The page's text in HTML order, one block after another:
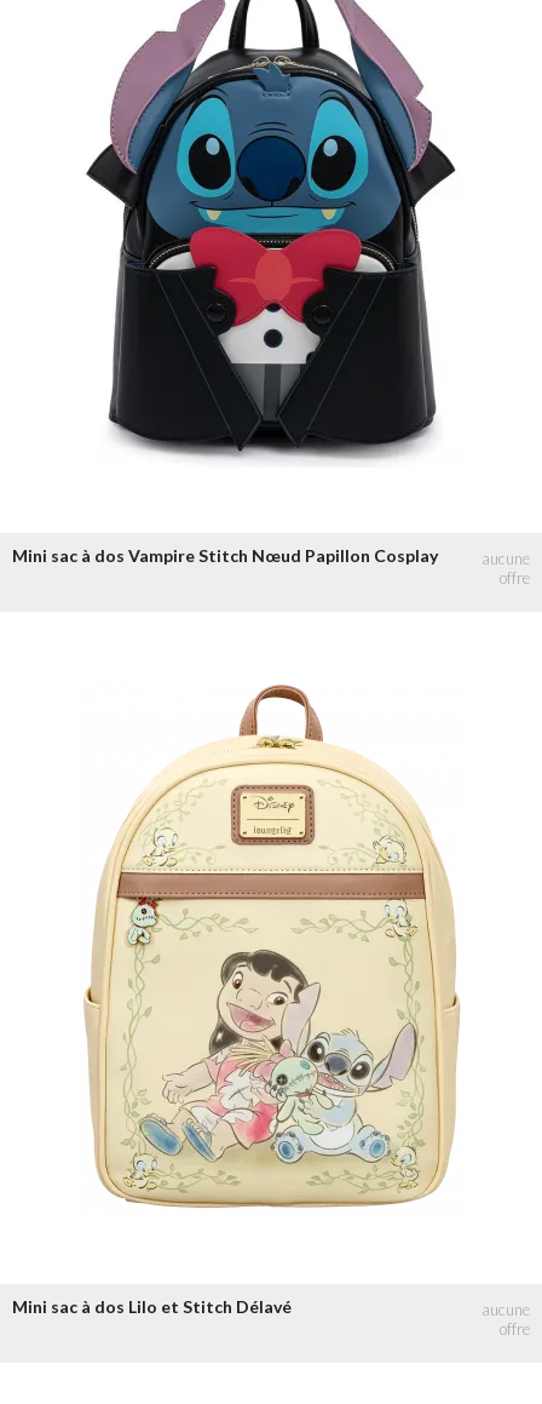
Mini sac à dos Vampire Stitch Nœud Papillon Cosplay
Mini sac à dos Lilo et Stitch Délavé